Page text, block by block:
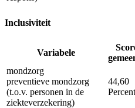
Inclusiviteit
Variabele
mondzorg
preventieve mondzorg
(t.o.v. personen in de
ziekteverzekering)
44,60
Percent